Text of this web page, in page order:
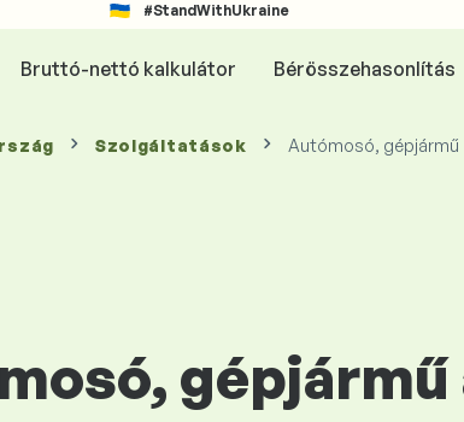
#StandWithUkraine
Bruttó-nettó kalkulátor Bérösszehasonlítás
Szolgáltatások Autómosó, gépjármű